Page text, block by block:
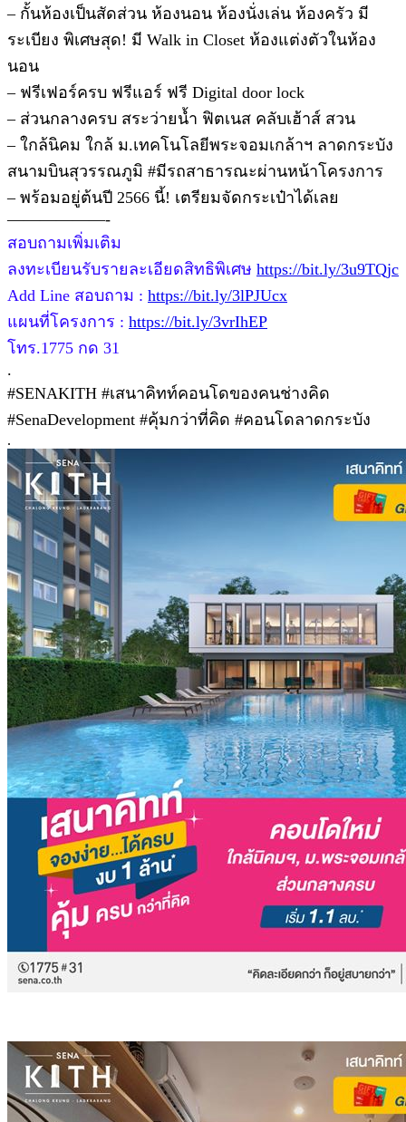
– กั้นห้องเป็นสัดส่วน ห้องนอน ห้องนั่งเล่น ห้องครัว มี
ระเบียง พิเศษสุด! มี Walk in Closet ห้องแต่งตัวในห้อง
นอน
– ฟรีเฟอร์ครบ ฟรีแอร์ ฟรี Digital door lock
– ส่วนกลางครบ สระว่ายน้ำ ฟิตเนส คลับเฮ้าส์ สวน
– ใกล้นิคม ใกล้ ม.เทคโนโลยีพระจอมเกล้าฯ ลาดกระบัง
สนามบินสุวรรณภูมิ #มีรถสาธารณะผ่านหน้าโครงการ
– พร้อมอยู่ต้นปี 2566 นี้! เตรียมจัดกระเป๋าได้เลย
——————-
สอบถามเพิ่มเติม
ลงทะเบียนรับรายละเอียดสิทธิพิเศษ https://bit.ly/3u9TQjc
Add Line สอบถาม : https://bit.ly/3lPJUcx
แผนที่โครงการ : https://bit.ly/3vrIhEP
โทร.1775 กด 31
.
#SENAKITH #เสนาคิทท์คอนโดของคนช่างคิด
#SenaDevelopment #คุ้มกว่าที่คิด #คอนโดลาดกระบัง
.